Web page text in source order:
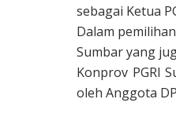
sebagai Ketua
Dalam
Sumbar yang
Konprov PGRI
oleh Anggota